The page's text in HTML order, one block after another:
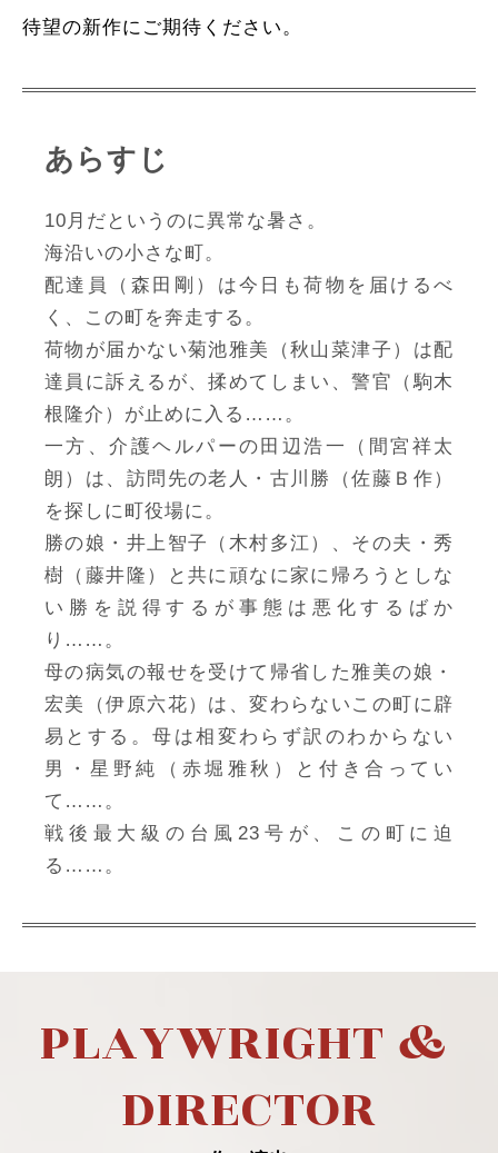
待望の新作にご期待ください。
あらすじ
10月だというのに異常な暑さ。
海沿いの小さな町。
配達員（森田剛）は今日も荷物を届けるべ
く、この町を奔走する。
荷物が届かない菊池雅美（秋山菜津子）は配
達員に訴えるが、揉めてしまい、警官（駒木
根隆介）が止めに入る……。
一方、介護ヘルパーの田辺浩一（間宮祥太
朗）は、訪問先の老人・古川勝（佐藤Ｂ作）
を探しに町役場に。
勝の娘・井上智子（木村多江）、その夫・秀
樹（藤井隆）と共に頑なに家に帰ろうとしな
い勝を説得するが事態は悪化するばか
り……。
母の病気の報せを受けて帰省した雅美の娘・
宏美（伊原六花）は、変わらないこの町に辟
易とする。母は相変わらず訳のわからない
男・星野純（赤堀雅秋）と付き合ってい
て……。
戦後最大級の台風23号が、この町に迫
る……。
PLAYWRIGHT &
DIRECTOR